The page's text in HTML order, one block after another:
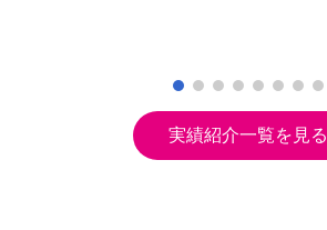
実績紹介一覧を見る